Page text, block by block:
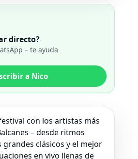
directo?
– te ayuda
a Nico
con los artistas más
– desde ritmos
clásicos y el mejor
en vivo llenas de